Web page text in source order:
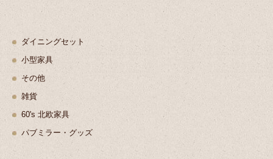
ダイニングセット
小型家具
その他
雑貨
60's 北欧家具
パブミラー・グッズ